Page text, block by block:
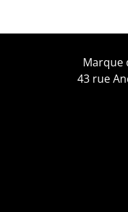
Marque
43 rue